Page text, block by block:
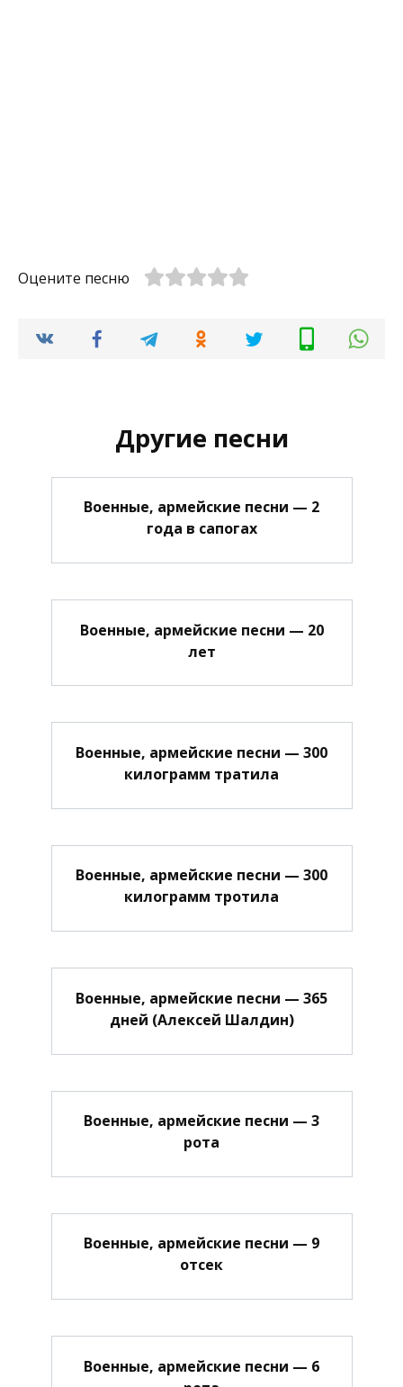
Оцените песню
Другие песни
Военные, армейские песни — 2
года в сапогах
Военные, армейские песни — 20
лет
Военные, армейские песни — 300
килограмм тратила
Военные, армейские песни — 300
килограмм тротила
Военные, армейские песни — 365
дней (Алексей Шалдин)
Военные, армейские песни — 3
рота
Военные, армейские песни — 9
отсек
Военные, армейские песни — 6